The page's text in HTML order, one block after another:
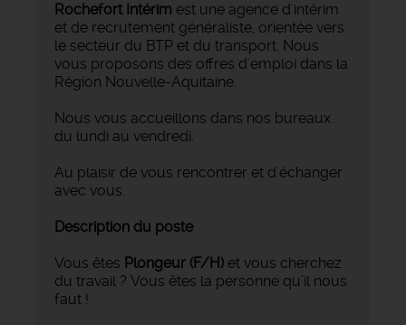
Rochefort Intérim est une agence d'intérim
et de recrutement généraliste, orientée vers
le secteur du BTP et du transport. Nous
vous proposons des offres d'emploi dans la
Région Nouvelle-Aquitaine.
Nous vous accueillons dans nos bureaux
du lundi au vendredi.
Au plaisir de vous rencontrer et d'échanger
avec vous.
Description du poste
Vous êtes Plongeur (F/H) et vous cherchez
du travail ? Vous êtes la personne qu’il nous
faut !